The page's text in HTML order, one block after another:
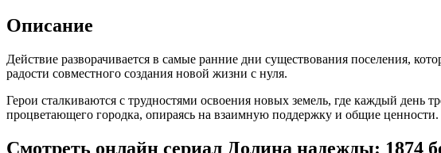
Описание
Действие разворачивается в самые ранние дни существования поселения,
радости совместного создания новой жизни с нуля.
Герои сталкиваются с трудностями освоения новых земель, где каждый день
процветающего городка, опираясь на взаимную поддержку и общие ценности.
Смотреть онлайн сериал Долина надежды: 1874